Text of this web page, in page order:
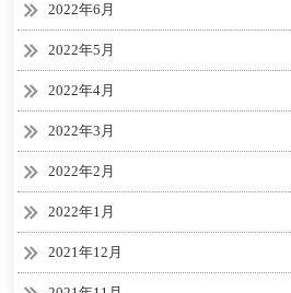
2022年6月
2022年5月
2022年4月
2022年3月
2022年2月
2022年1月
2021年12月